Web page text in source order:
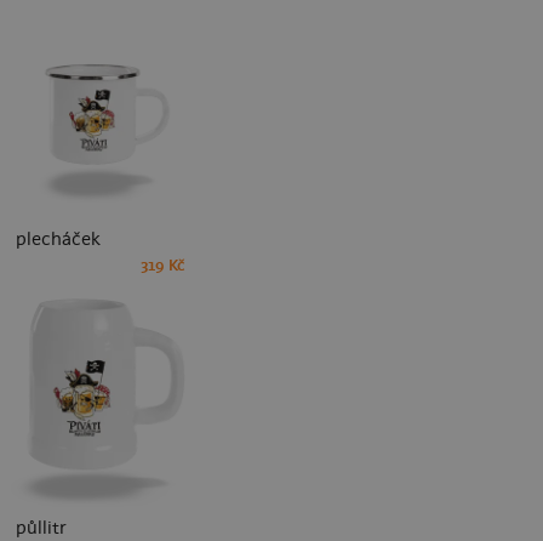
plecháček
319 Kč
půllitr